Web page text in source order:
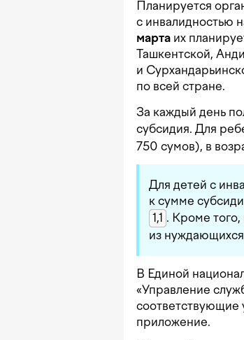
Планируется
с инвалидностью
марта их
Ташкентской,
и
по всей стране.
За каждый день
субсидия. Для
750 сумов), в
Для детей с
к сумме
1,1 . Кроме того,
из
В Единой
«Управление
соответствующие
приложение.